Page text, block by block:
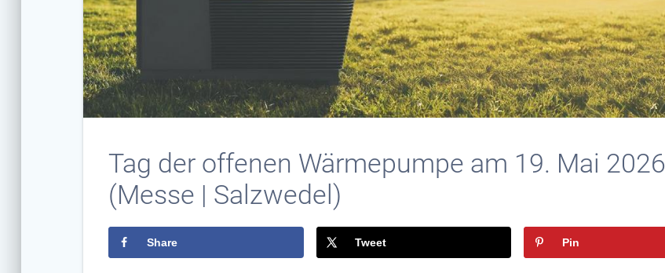
Tag der offenen Wärmepumpe am 19. Mai 2026
(Messe | Salzwedel)
Share Tweet Pin